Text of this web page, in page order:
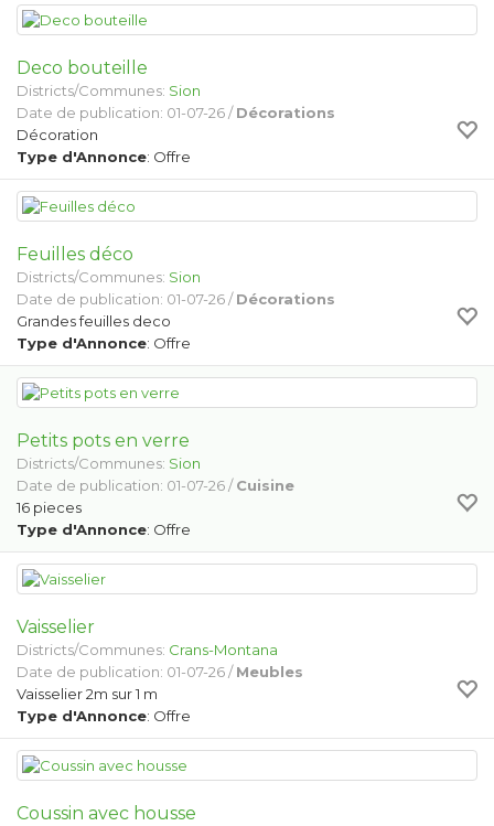
Deco bouteille
Districts/Communes: Sion
Date de publication: 01-07-26 /Décorations
Décoration
Type d'Annonce: Offre
Feuilles déco
Districts/Communes: Sion
Date de publication: 01-07-26 /Décorations
Grandes feuilles deco
Type d'Annonce: Offre
Petits pots en verre
Districts/Communes: Sion
Date de publication: 01-07-26 /Cuisine
16 pieces
Type d'Annonce: Offre
Vaisselier
Districts/Communes: Crans-Montana
Date de publication: 01-07-26 /Meubles
Vaisselier 2m sur 1 m
Type d'Annonce: Offre
Coussin avec housse